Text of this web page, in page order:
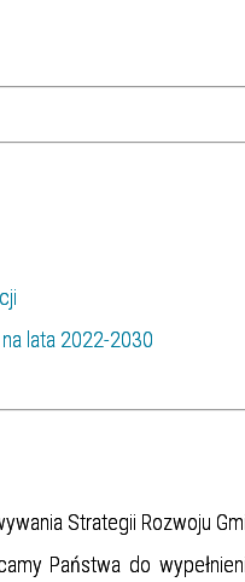
lata 2022-2030
Strategii Rozwoju
Państwa do